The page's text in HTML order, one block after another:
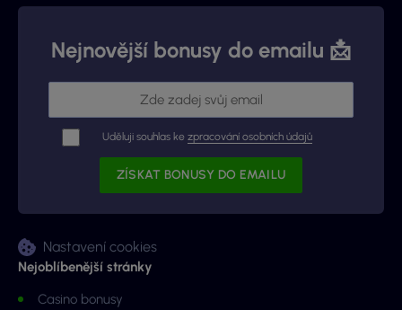
Nejnovější bonusy do emailu 📩
Uděluji souhlas ke zpracování osobních údajů
Nastavení cookies
Nejoblíbenější stránky
Casino bonusy